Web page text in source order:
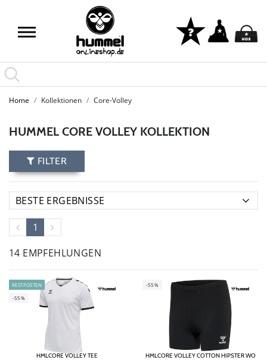
Home Kollektionen Core-Volley
HUMMEL CORE VOLLEY KOLLEKTION
FILTER
1
14 EMPFEHLUNGEN
RESTPOSTEN
-55%
HMLCORE VOLLEY TEE
-55%
HMLCORE VOLLEY COTTON HIPSTER WO